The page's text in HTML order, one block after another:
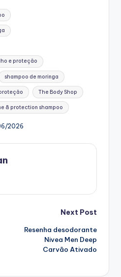
e proteção
shampoo de moringa
The Body Shop
& protection shampoo
2026
Next Post
Resenha desodorante
Nivea Men Deep
Carvão Ativado